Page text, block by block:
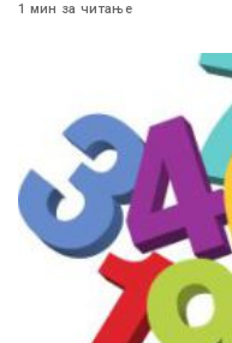
1 мин за читање